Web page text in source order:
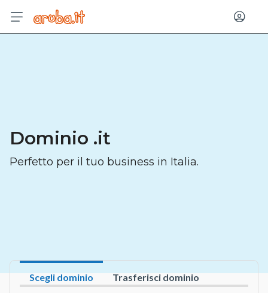
Dominio .it
Perfetto per il tuo business in Italia.
Scegli dominio Trasferisci dominio